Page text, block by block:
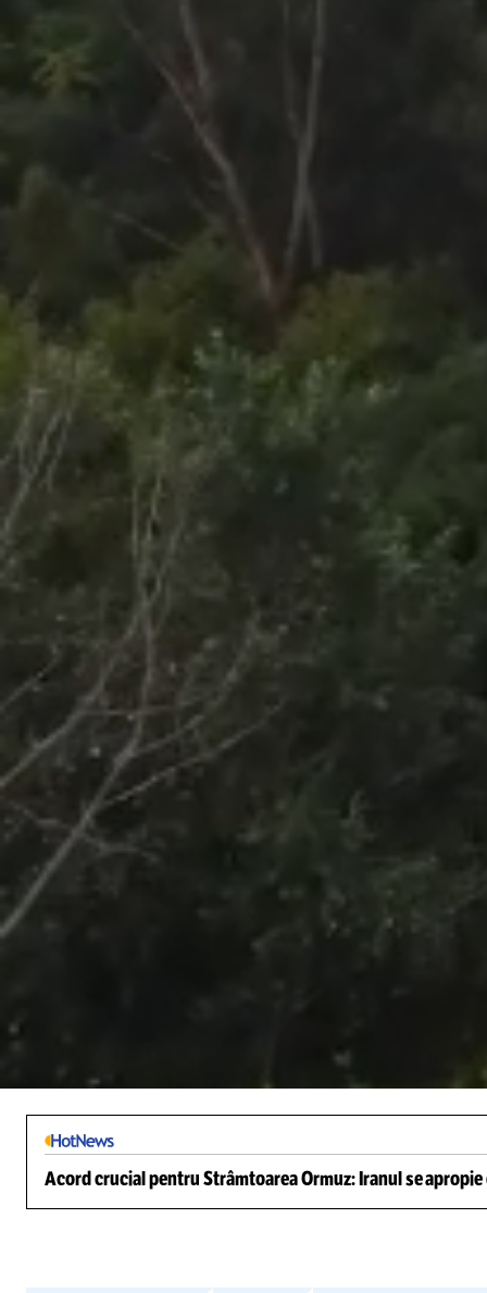
Acord crucial pentru Strâmtoarea Ormuz: Iranul se